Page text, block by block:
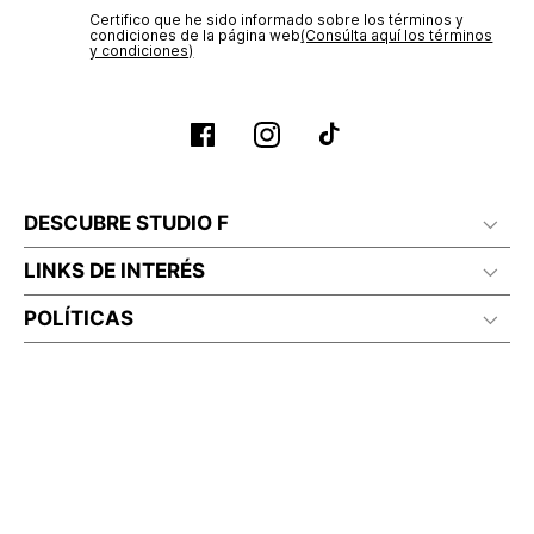
No planchar con vapor
Certifico que he sido informado sobre los términos y
condiciones de la página web‎(Consúlta aquí los términos
y condiciones)
DESCUBRE STUDIO F
LINKS DE INTERÉS
POLÍTICAS